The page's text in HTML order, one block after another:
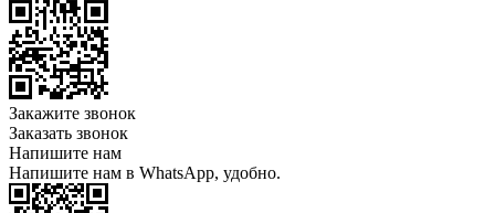
Закажите звонок
Заказать звонок
Напишите нам
Напишите нам в WhatsApp, удобно.